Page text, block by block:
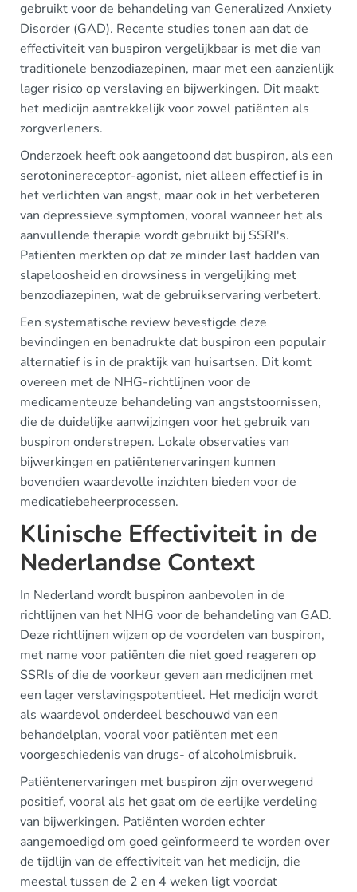
gebruikt voor de behandeling van Generalized Anxiety
Disorder (GAD). Recente studies tonen aan dat de
effectiviteit van buspiron vergelijkbaar is met die van
traditionele benzodiazepinen, maar met een aanzienlijk
lager risico op verslaving en bijwerkingen. Dit maakt
het medicijn aantrekkelijk voor zowel patiënten als
zorgverleners.
Onderzoek heeft ook aangetoond dat buspiron, als een
serotoninereceptor-agonist, niet alleen effectief is in
het verlichten van angst, maar ook in het verbeteren
van depressieve symptomen, vooral wanneer het als
aanvullende therapie wordt gebruikt bij SSRI's.
Patiënten merkten op dat ze minder last hadden van
slapeloosheid en drowsiness in vergelijking met
benzodiazepinen, wat de gebruikservaring verbetert.
Een systematische review bevestigde deze
bevindingen en benadrukte dat buspiron een populair
alternatief is in de praktijk van huisartsen. Dit komt
overeen met de NHG-richtlijnen voor de
medicamenteuze behandeling van angststoornissen,
die de duidelijke aanwijzingen voor het gebruik van
buspiron onderstrepen. Lokale observaties van
bijwerkingen en patiëntenervaringen kunnen
bovendien waardevolle inzichten bieden voor de
medicatiebeheerprocessen.
Klinische Effectiviteit in de
Nederlandse Context
In Nederland wordt buspiron aanbevolen in de
richtlijnen van het NHG voor de behandeling van GAD.
Deze richtlijnen wijzen op de voordelen van buspiron,
met name voor patiënten die niet goed reageren op
SSRIs of die de voorkeur geven aan medicijnen met
een lager verslavingspotentieel. Het medicijn wordt
als waardevol onderdeel beschouwd van een
behandelplan, vooral voor patiënten met een
voorgeschiedenis van drugs- of alcoholmisbruik.
Patiëntenervaringen met buspiron zijn overwegend
positief, vooral als het gaat om de eerlijke verdeling
van bijwerkingen. Patiënten worden echter
aangemoedigd om goed geïnformeerd te worden over
de tijdlijn van de effectiviteit van het medicijn, die
meestal tussen de 2 en 4 weken ligt voordat